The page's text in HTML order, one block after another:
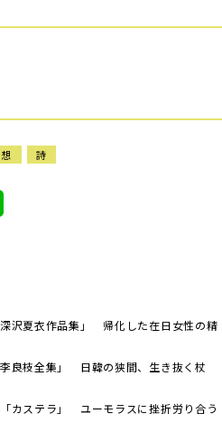
詩
沢夏衣作品集」 帰化した在日女性の精
良枝全集」 日韓の狭間、生き抜く杖
カステラ」 ユーモラスに挫折労り合う